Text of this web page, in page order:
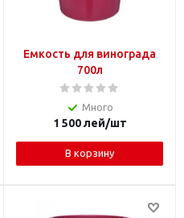
Емкость для винограда
700л
Много
1 500лей/шт
В корзину